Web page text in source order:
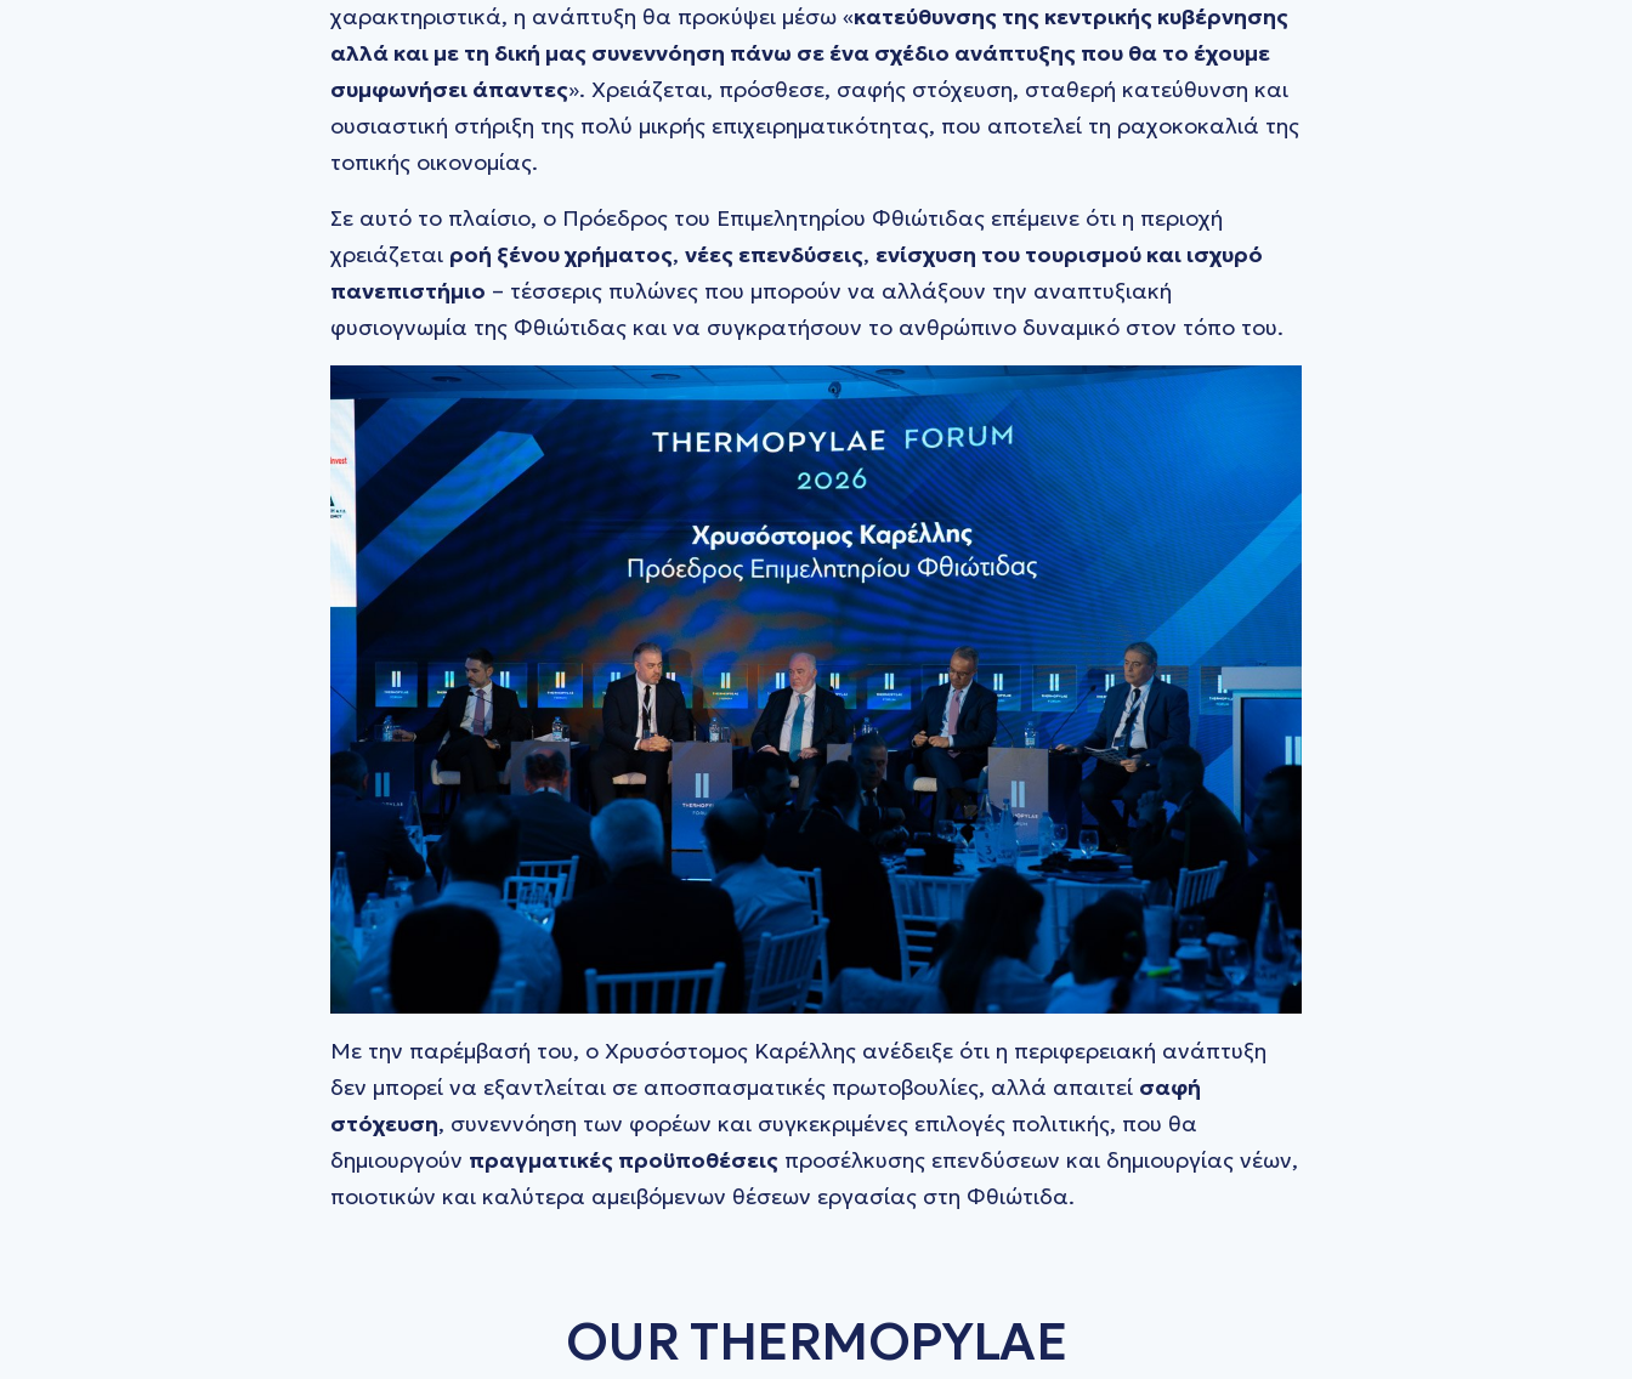
χαρακτηριστικά, η ανάπτυξη θα προκύψει μέσω «κατεύθυνσης της κεντρικής κυβέρνησης
αλλά και με τη δική μας συνεννόηση πάνω σε ένα σχέδιο ανάπτυξης που θα το έχουμε
συμφωνήσει άπαντες». Χρειάζεται, πρόσθεσε, σαφής στόχευση, σταθερή κατεύθυνση και
ουσιαστική στήριξη της πολύ μικρής επιχειρηματικότητας, που αποτελεί τη ραχοκοκαλιά της
τοπικής οικονομίας.
Σε αυτό το πλαίσιο, ο Πρόεδρος του Επιμελητηρίου Φθιώτιδας επέμεινε ότι η περιοχή
χρειάζεται ροή ξένου χρήματος, νέες επενδύσεις, ενίσχυση του τουρισμού και ισχυρό
πανεπιστήμιο – τέσσερις πυλώνες που μπορούν να αλλάξουν την αναπτυξιακή
φυσιογνωμία της Φθιώτιδας και να συγκρατήσουν το ανθρώπινο δυναμικό στον τόπο του.
Με την παρέμβασή του, ο Χρυσόστομος Καρέλλης ανέδειξε ότι η περιφερειακή ανάπτυξη
δεν μπορεί να εξαντλείται σε αποσπασματικές πρωτοβουλίες, αλλά απαιτεί σαφή
στόχευση, συνεννόηση των φορέων και συγκεκριμένες επιλογές πολιτικής, που θα
δημιουργούν πραγματικές προϋποθέσεις προσέλκυσης επενδύσεων και δημιουργίας νέων,
ποιοτικών και καλύτερα αμειβόμενων θέσεων εργασίας στη Φθιώτιδα.
OUR THERMOPYLAE